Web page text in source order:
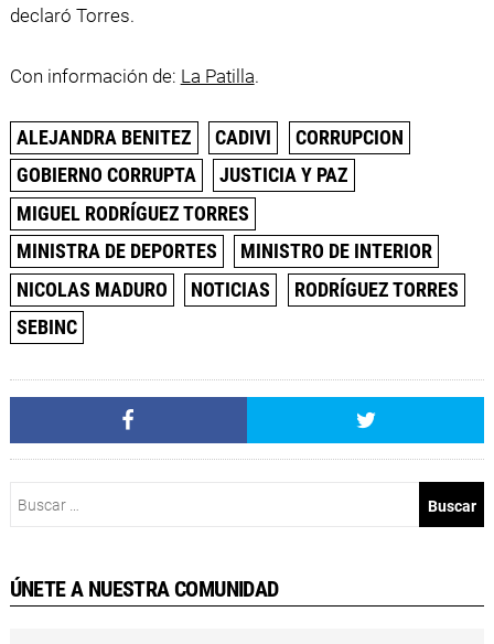
declaró Torres.
Con información de: La Patilla.
ALEJANDRA BENITEZ CADIVI
CORRUPCION
GOBIERNO CORRUPTA
JUSTICIA Y PAZ
MIGUEL RODRÍGUEZ TORRES
MINISTRA DE DEPORTES
MINISTRO DE INTERIOR
NICOLAS MADURO
NOTICIAS
RODRÍGUEZ TORRES
SEBINC
ÚNETE A NUESTRA COMUNIDAD